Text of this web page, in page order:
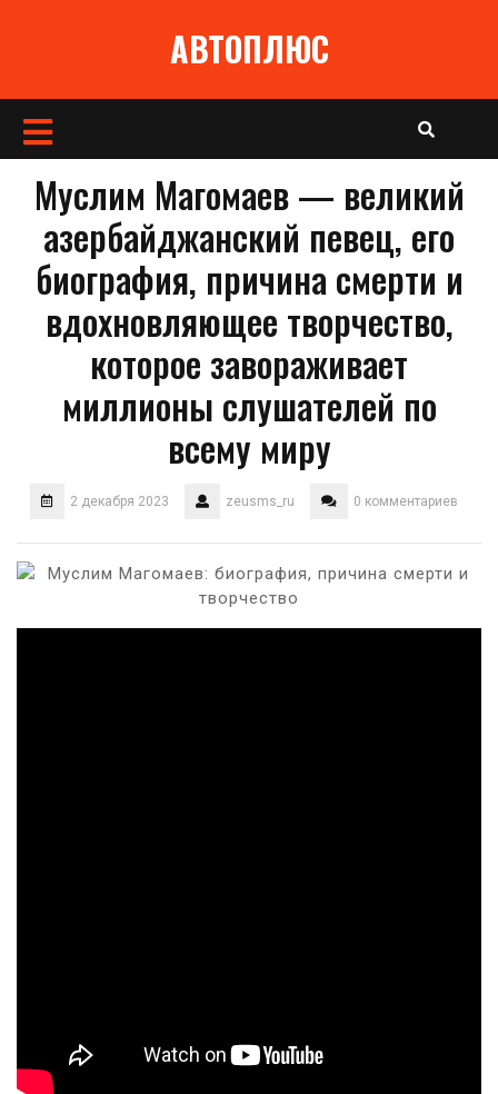
АВТОПЛЮС
Кнопка
Открыть
Муслим Магомаев — великий
азербайджанский певец, его
биография, причина смерти и
вдохновляющее творчество,
которое завораживает
миллионы слушателей по
всему миру
2 декабря 2023 zeusms_ru 0 комментариев